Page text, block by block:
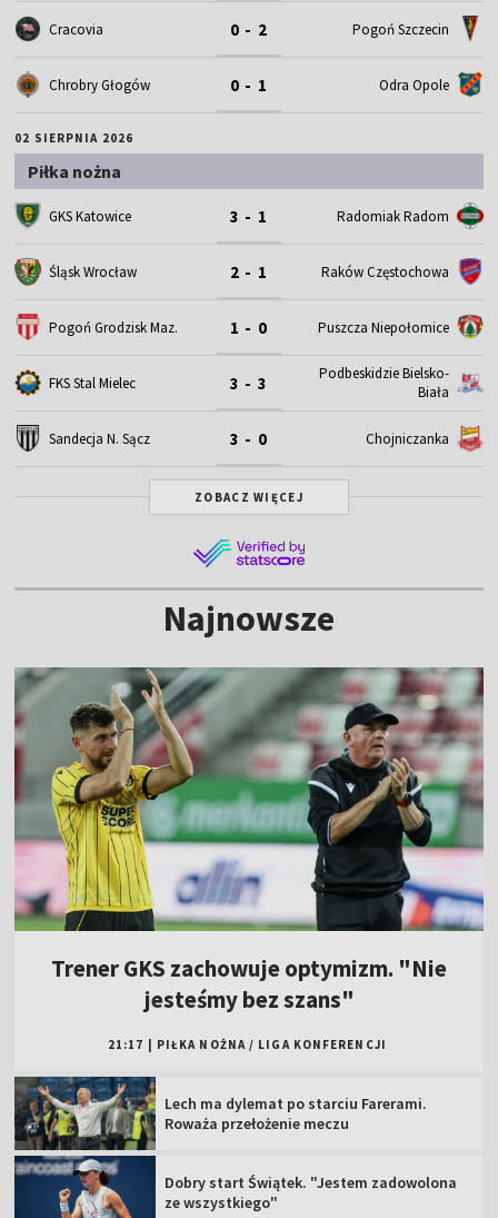
Cracovia 0 - 2 Pogoń Szczecin
Chrobry Głogów 0 - 1 Odra Opole
02 SIERPNIA 2026
Piłka nożna
GKS Katowice 3 - 1 Radomiak Radom
Śląsk Wrocław 2 - 1 Raków Częstochowa
Pogoń Grodzisk Maz. 1 - 0 Puszcza Niepołomice
FKS Stal Mielec 3 - 3
Podbeskidzie Bielsko-
Biała
Sandecja N. Sącz 3 - 0 Chojniczanka
ZOBACZ WIĘCEJ
Najnowsze
Trener GKS zachowuje optymizm. "Nie
jesteśmy bez szans"
21:17 PIŁKA NOŻNA / LIGA KONFERENCJI
Lech ma dylemat po starciu Farerami.
Roważa przełożenie meczu
Dobry start Świątek. "Jestem zadowolona
ze wszystkiego"